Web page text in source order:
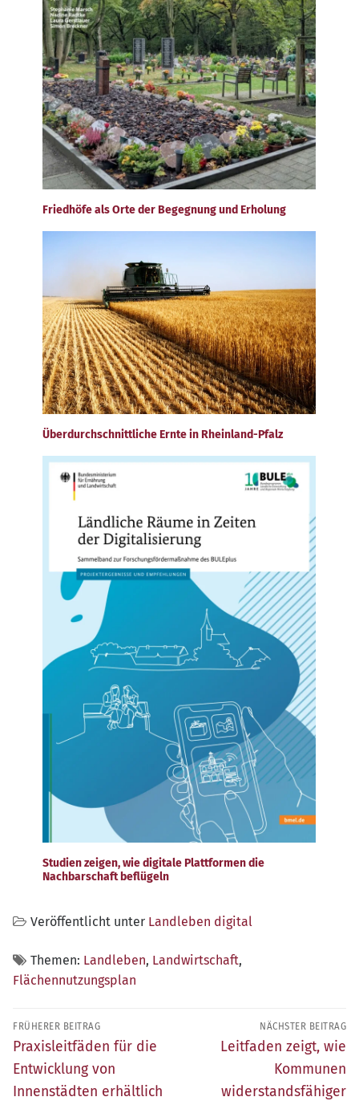
Friedhöfe als Orte der Begegnung und Erholung
Überdurchschnittliche Ernte in Rheinland-Pfalz
Studien zeigen, wie digitale Plattformen die
Nachbarschaft beflügeln
Veröffentlicht unter Landleben digital
Themen: Landleben, Landwirtschaft,
Flächennutzungsplan
Beitragsnavigation
FRÜHERER BEITRAG
Früherer
Beitrag:
Praxisleitfäden für die
Entwicklung von
Innenstädten erhältlich
NÄCHSTER BEITRAG
Nächster
Leitfaden zeigt, wie
Kommunen
widerstandsfähiger